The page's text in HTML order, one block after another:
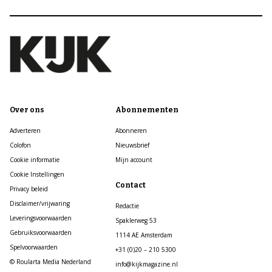
Over ons
Adverteren
Colofon
Cookie informatie
Cookie Instellingen
Privacy beleid
Disclaimer/vrijwaring
Leveringsvoorwaarden
Gebruiksvoorwaarden
Spelvoorwaarden
© Roularta Media Nederland
Abonnementen
Abonneren
Nieuwsbrief
Mijn account
Contact
Redactie
Spaklerweg 53
1114 AE Amsterdam
+31 (0)20 – 210 5300
info@kijkmagazine.nl